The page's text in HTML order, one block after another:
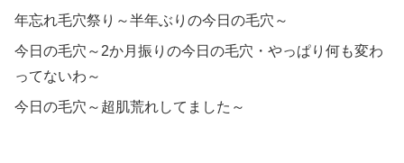
年忘れ毛穴祭り～半年ぶりの今日の毛穴～
今日の毛穴～2か月振りの今日の毛穴・やっぱり何も変わ
ってないわ～
今日の毛穴～超肌荒れしてました～